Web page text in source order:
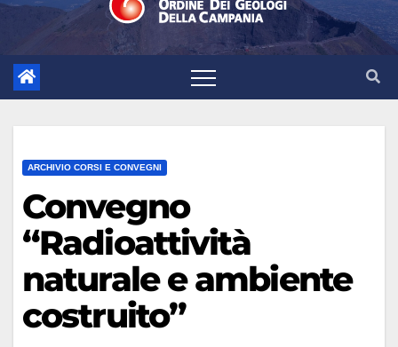
ARCHIVIO CORSI E CONVEGNI
Convegno
“Radioattività
naturale e ambiente
costruito”